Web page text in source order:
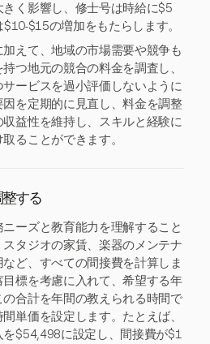
く影響し、修士号は時給に$5
$15の増加をもたらします。
えて、地域の市場需要や競争も
つ地元の競合の料金を調査し、
ービスを過小評価しないように
を定期的に見直し、料金を調整
益性を維持し、スキルと経験に
ることができます。
する
ーズと教育能力を理解すること
タジオの家賃、楽器のメンテナ
ど、すべての間接費を計算しま
標を考慮に入れて、希望する年
合計を年間の教えられる時間で
単価を設定します。たとえば、
$54,498に設定し、間接費が$1